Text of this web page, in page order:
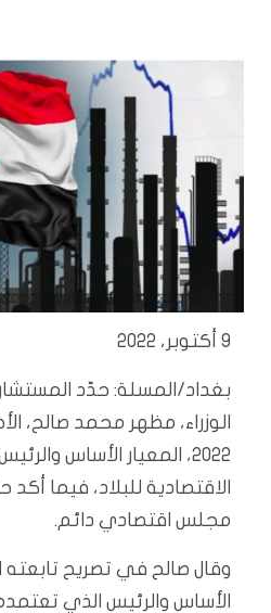
9 أكتوبر، 2022
بغداد/المسلة: حدّد
2022، المعيار الأساس
الاقتصادية للبلاد، فيما
مجلس اقتصادي دائم.
وقال صالح في تصريح تابعته
الأساس والرئيس الذي